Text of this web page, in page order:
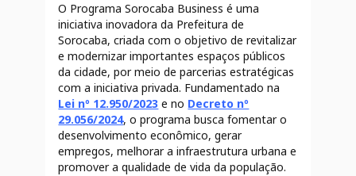
O Programa Sorocaba Business é uma
iniciativa inovadora da Prefeitura de
Sorocaba, criada com o objetivo de revitalizar
e modernizar importantes espaços públicos
da cidade, por meio de parcerias estratégicas
com a iniciativa privada. Fundamentado na
Lei nº 12.950/2023 e no Decreto nº
29.056/2024, o programa busca fomentar o
desenvolvimento econômico, gerar
empregos, melhorar a infraestrutura urbana e
promover a qualidade de vida da população.